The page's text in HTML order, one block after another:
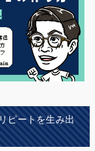
ピートを生み出